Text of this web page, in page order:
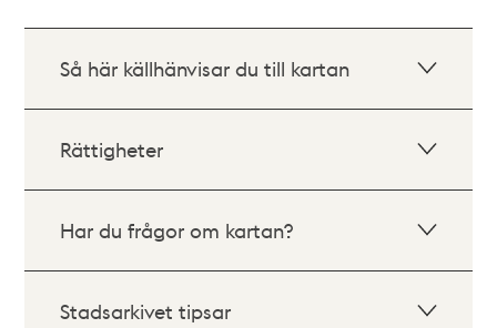
Så här källhänvisar du till kartan
Rättigheter
Har du frågor om kartan?
Stadsarkivet tipsar